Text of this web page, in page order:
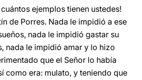
ejemplos tienen ustedes!
de Porres. Nada le impidió a ese
nada le impidió gastar su
nada le impidió amar y lo hizo
que el Señor lo había
como era: mulato, y teniendo que